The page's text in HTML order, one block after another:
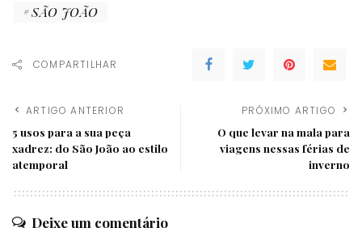
SÃO JOÃO
COMPARTILHAR
ARTIGO ANTERIOR
5 usos para a sua peça
xadrez: do São João ao estilo
atemporal
PRÓXIMO ARTIGO
O que levar na mala para
viagens nessas férias de
inverno
Deixe um comentário